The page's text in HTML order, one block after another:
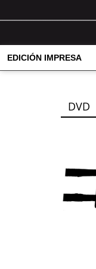
EDICIÓN IMPRESA
DVD